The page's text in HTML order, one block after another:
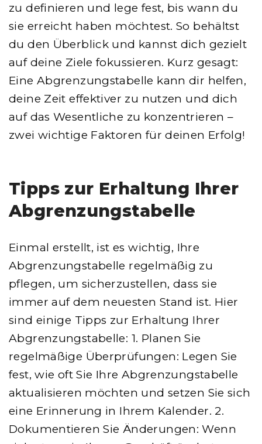
zu definieren und lege fest, bis wann du
sie erreicht haben möchtest. So behältst
du den Überblick und kannst dich gezielt
auf deine Ziele fokussieren. Kurz gesagt:
Eine Abgrenzungstabelle kann dir helfen,
deine Zeit effektiver zu nutzen und dich
auf das Wesentliche zu konzentrieren –
zwei wichtige Faktoren für deinen Erfolg!
Tipps zur Erhaltung Ihrer
Abgrenzungstabelle
Einmal erstellt, ist es wichtig, Ihre
Abgrenzungstabelle regelmäßig zu
pflegen, um sicherzustellen, dass sie
immer auf dem neuesten Stand ist. Hier
sind einige Tipps zur Erhaltung Ihrer
Abgrenzungstabelle: 1. Planen Sie
regelmäßige Überprüfungen: Legen Sie
fest, wie oft Sie Ihre Abgrenzungstabelle
aktualisieren möchten und setzen Sie sich
eine Erinnerung in Ihrem Kalender. 2.
Dokumentieren Sie Änderungen: Wenn